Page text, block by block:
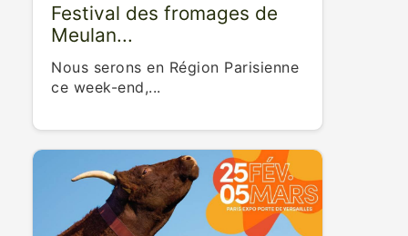
Festival des fromages de
Meulan...
Nous serons en Région Parisienne
ce week-end,...